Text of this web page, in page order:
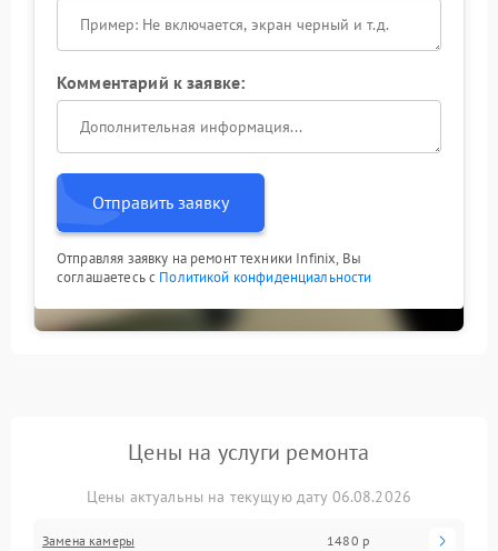
Комментарий к заявке:
Отправить заявку
Отправляя заявку на ремонт техники Infinix, Вы
соглашаетесь с Политикой конфиденциальности
Цены на услуги ремонта
Цены актуальны на текущую дату 06.08.2026
Замена камеры 1480 р